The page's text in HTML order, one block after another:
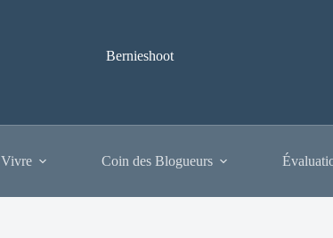
Bernieshoot
Coin des Blogueurs